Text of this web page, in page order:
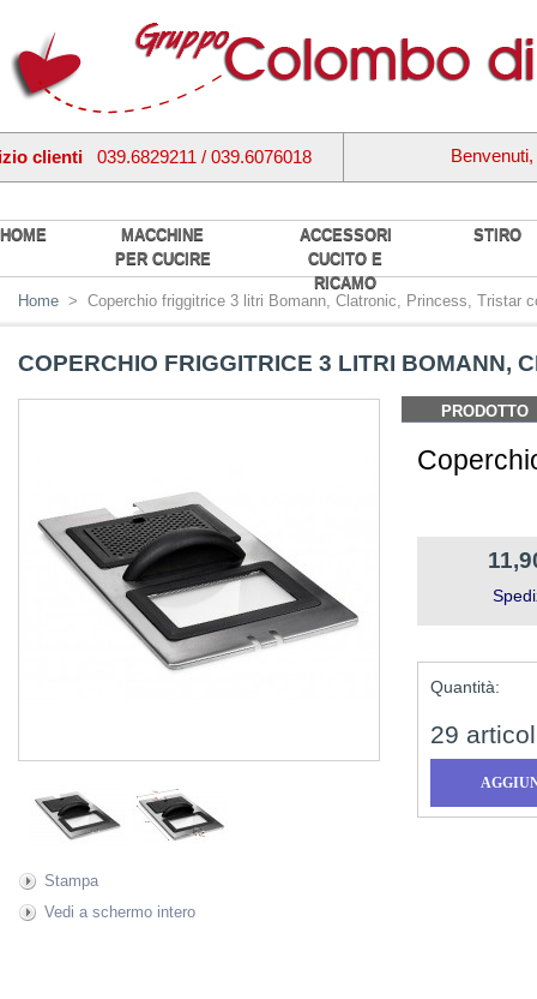
HOME
MACCHINE
PER CUCIRE
ACCESSORI
CUCITO E
RICAMO
STIRO
clienti 039.6829211 / 039.6076018 Benvenuti,
Home > Coperchio friggitrice 3 litri Bomann, Clatronic, Princess, Tristar
COPERCHIO FRIGGITRICE 3 LITRI BOMANN,
Stampa
Vedi a schermo intero
PRODOTTO
Quantità:
29